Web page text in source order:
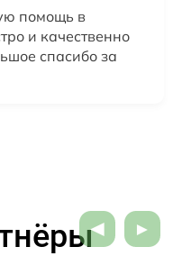
помощь в
и качественно
спасибо за